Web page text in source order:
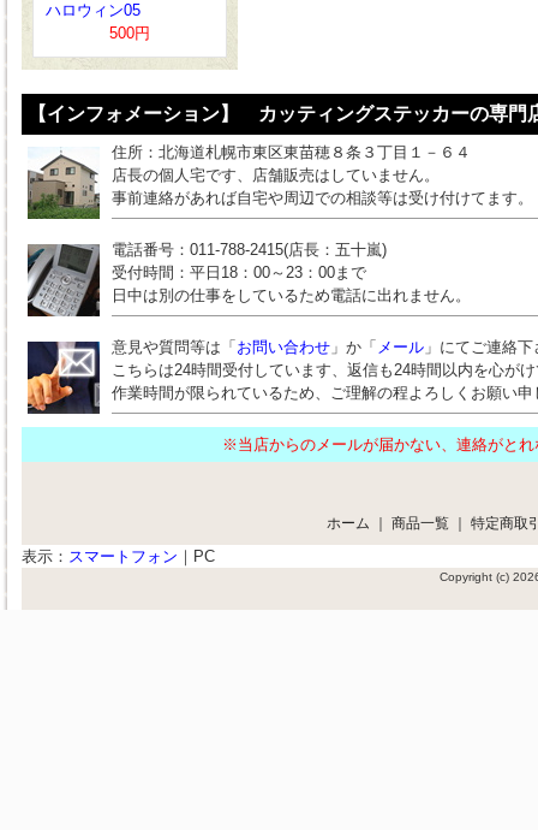
ハロウィン05
500円
【インフォメーション】 カッティングステッカーの専門
住所：北海道札幌市東区東苗穂８条３丁目１－６４
店長の個人宅です、店舗販売はしていません。
事前連絡があれば自宅や周辺での相談等は受け付けてます。
電話番号：011-788-2415(店長：五十嵐)
受付時間：平日18：00～23：00まで
日中は別の仕事をしているため電話に出れません。
意見や質問等は「 お問い合わせ 」か「 メール 」にてご連絡
こちらは24時間受付しています、返信も24時間以内を心が
作業時間が限られているため、ご理解の程よろしくお願い申
※当店からのメールが届かない、連絡が
ホーム ｜ 商品一覧 ｜ 特定商取
表示： スマートフォン ｜ PC
Copyright (c)